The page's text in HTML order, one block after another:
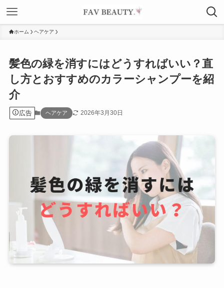
ホーム ヘアケア
髪色の緑を消すにはどうすればいい？直
し方とおすすめのカラーシャンプーを紹
介
広告 ヘアケア 2026年3月30日